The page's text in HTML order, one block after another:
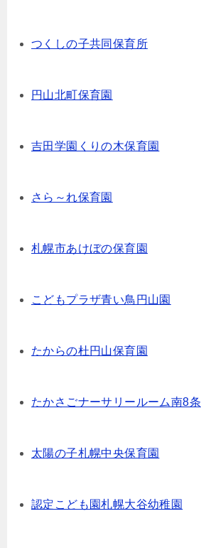
つくしの子共同保育所
円山北町保育園
吉田学園くりの木保育園
さら～れ保育園
札幌市あけぼの保育園
こどもプラザ青い鳥円山園
たからの杜円山保育園
たかさごナーサリールーム南8条
太陽の子札幌中央保育園
認定こども園札幌大谷幼稚園